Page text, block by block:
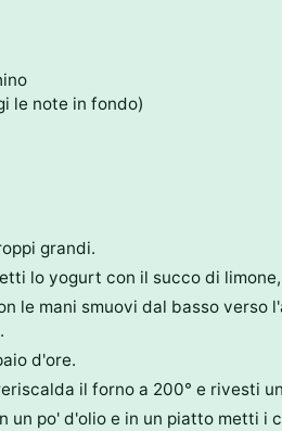
le note in fondo)
grandi.
lo yogurt con il succo di
le mani smuovi dal basso
d'ore.
il forno a 200° e rivesti
un po' d'olio e in un piatto metti i